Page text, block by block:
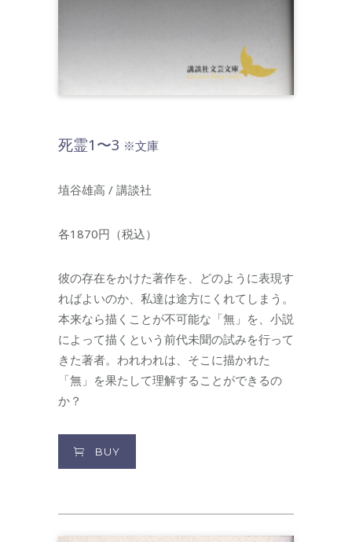
死霊1〜3 ※文庫
埴谷雄高 / 講談社
各1870円（税込）
彼の存在をかけた著作を、どのように表現す
ればよいのか、私達は途方にくれてしまう。
本来なら描くことが不可能な「無」を、小説
によって描くという前代未聞の試みを行って
きた著者。われわれは、そこに描かれた
「無」を果たして理解することができるの
か？
BUY